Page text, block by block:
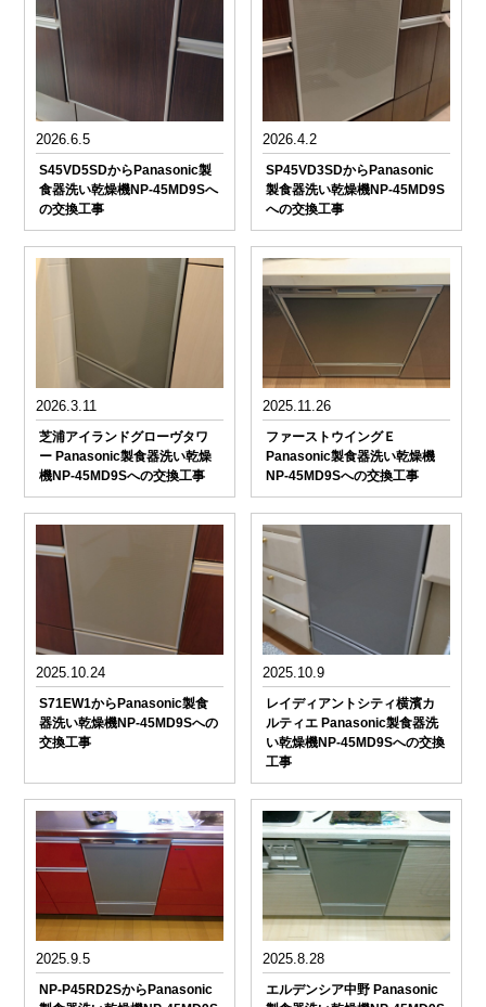
2026.6.5
S45VD5SDからPanasonic製
食器洗い乾燥機NP-45MD9Sへ
の交換工事
2026.4.2
SP45VD3SDからPanasonic
製食器洗い乾燥機NP-45MD9S
への交換工事
2026.3.11
芝浦アイランドグローヴタワ
ー Panasonic製食器洗い乾燥
機NP-45MD9Sへの交換工事
2025.11.26
ファーストウイングＥ
Panasonic製食器洗い乾燥機
NP-45MD9Sへの交換工事
2025.10.24
S71EW1からPanasonic製食
器洗い乾燥機NP-45MD9Sへの
交換工事
2025.10.9
レイディアントシティ横濱カ
ルティエ Panasonic製食器洗
い乾燥機NP-45MD9Sへの交換
工事
2025.9.5
NP-P45RD2SからPanasonic
2025.8.28
エルデンシア中野 Panasonic